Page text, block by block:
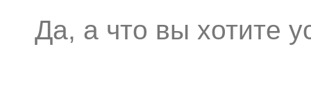
Да, а что вы хотите